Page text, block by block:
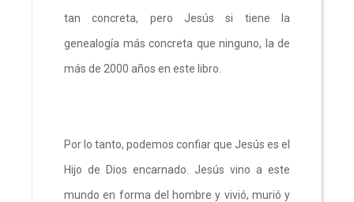
tan concreta, pero Jesús si tiene la
genealogía más concreta que ninguno, la de
más de 2000 años en este libro.
Por lo tanto, podemos confiar que Jesús es el
Hijo de Dios encarnado. Jesús vino a este
mundo en forma del hombre y vivió, murió y